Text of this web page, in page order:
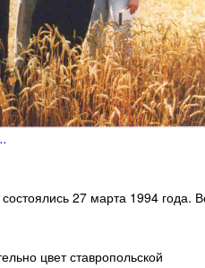
27 марта 1994 года.
цвет ставропольской